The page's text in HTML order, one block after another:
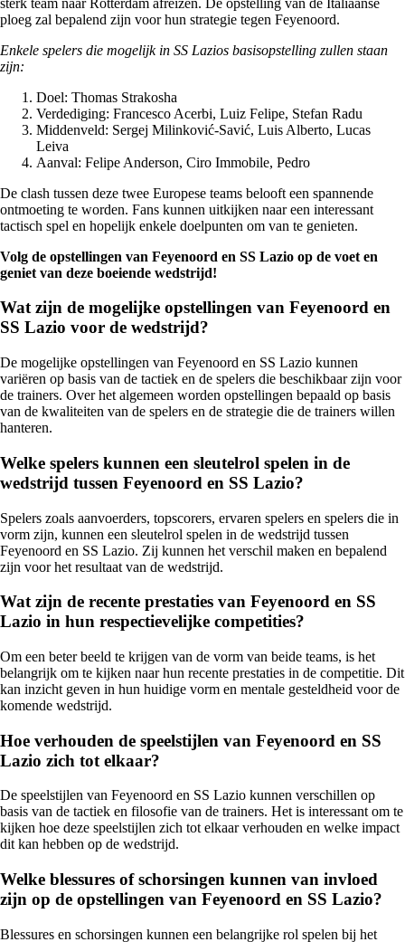
ploeg zal bepalend zijn voor hun strategie tegen Feyenoord.
Enkele spelers die mogelijk in SS Lazios basisopstelling zullen staan
zijn:
Doel: Thomas Strakosha
Verdediging: Francesco Acerbi, Luiz Felipe, Stefan Radu
Middenveld: Sergej Milinković-Savić, Luis Alberto, Lucas
Leiva
Aanval: Felipe Anderson, Ciro Immobile, Pedro
De clash tussen deze twee Europese teams belooft een spannende
ontmoeting te worden. Fans kunnen uitkijken naar een interessant
tactisch spel en hopelijk enkele doelpunten om van te genieten.
Volg de opstellingen van Feyenoord en SS Lazio op de voet en
geniet van deze boeiende wedstrijd!
Wat zijn de mogelijke opstellingen van Feyenoord en
SS Lazio voor de wedstrijd?
De mogelijke opstellingen van Feyenoord en SS Lazio kunnen
variëren op basis van de tactiek en de spelers die beschikbaar zijn voor
de trainers. Over het algemeen worden opstellingen bepaald op basis
van de kwaliteiten van de spelers en de strategie die de trainers willen
hanteren.
Welke spelers kunnen een sleutelrol spelen in de
wedstrijd tussen Feyenoord en SS Lazio?
Spelers zoals aanvoerders, topscorers, ervaren spelers en spelers die in
vorm zijn, kunnen een sleutelrol spelen in de wedstrijd tussen
Feyenoord en SS Lazio. Zij kunnen het verschil maken en bepalend
zijn voor het resultaat van de wedstrijd.
Wat zijn de recente prestaties van Feyenoord en SS
Lazio in hun respectievelijke competities?
Om een beter beeld te krijgen van de vorm van beide teams, is het
belangrijk om te kijken naar hun recente prestaties in de competitie. Dit
kan inzicht geven in hun huidige vorm en mentale gesteldheid voor de
komende wedstrijd.
Hoe verhouden de speelstijlen van Feyenoord en SS
Lazio zich tot elkaar?
De speelstijlen van Feyenoord en SS Lazio kunnen verschillen op
basis van de tactiek en filosofie van de trainers. Het is interessant om te
kijken hoe deze speelstijlen zich tot elkaar verhouden en welke impact
dit kan hebben op de wedstrijd.
Welke blessures of schorsingen kunnen van invloed
zijn op de opstellingen van Feyenoord en SS Lazio?
Blessures en schorsingen kunnen een belangrijke rol spelen bij het